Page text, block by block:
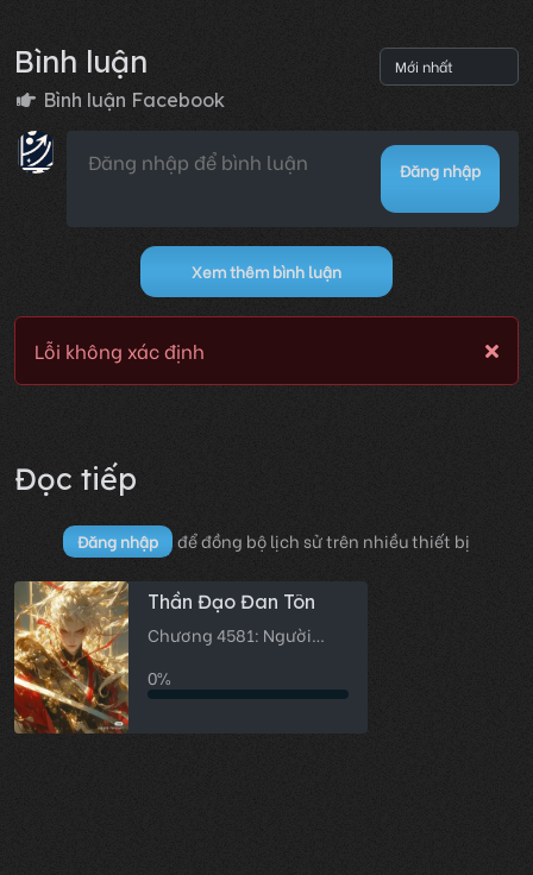
Bình luận
Bình luận Facebook
Đăng nhập
Xem thêm bình luận
Lỗi không xác định
Đọc tiếp
Đăng nhập để đồng bộ lịch sử trên nhiều thiết bị
Thần Đạo Đan Tôn
Chương 4581: Người
0%